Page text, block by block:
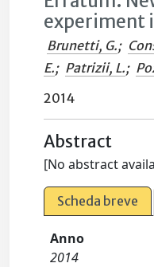
experiment
Brunetti, G.;
E.; Patrizii, L.;
2014
Abstract
[No abstract
Scheda breve
Anno
2014